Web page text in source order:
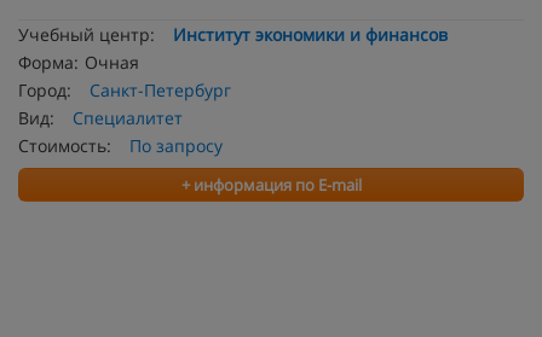
Учебный центр:
Институт экономики и финансов
Форма: Очная
Город:
Санкт-Петербург
Вид:
Специалитет
Стоимость:
По запросу
+ информация по E-mail